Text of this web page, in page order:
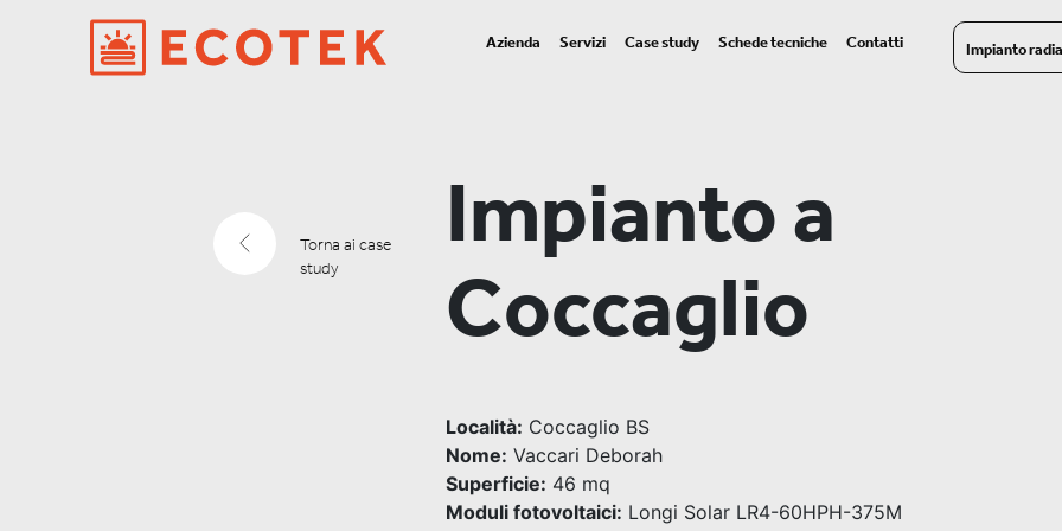
Azienda Servizi Case study Schede tecniche Contatti Impianto
Torna ai case
study
Impianto a
Coccaglio
Località: Coccaglio BS
Nome: Vaccari Deborah
Superficie: 46 mq
Moduli fotovoltaici: Longi Solar LR4-60HPH-375M